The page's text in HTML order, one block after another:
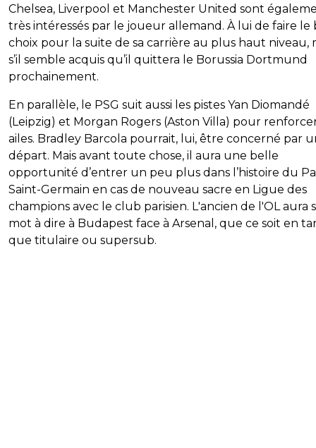
Chelsea, Liverpool et Manchester United sont
très intéressés par le joueur allemand. À lui de faire le
choix pour la suite de sa carrière au plus haut niveau,
s’il semble acquis qu’il quittera le Borussia Dortmund
prochainement.
En parallèle, le PSG suit aussi les pistes Yan Diomandé
(Leipzig) et Morgan Rogers (Aston Villa) pour
ailes. Bradley Barcola pourrait, lui, être concerné par
départ. Mais avant toute chose, il aura une belle
opportunité d’entrer un peu plus dans l’histoire du
Saint-Germain en cas de nouveau sacre en Ligue des
champions avec le club parisien. L'ancien de l'OL aura
mot à dire à Budapest face à Arsenal, que ce soit en
que titulaire ou supersub.